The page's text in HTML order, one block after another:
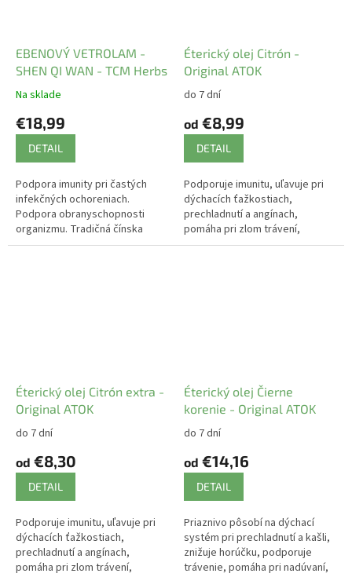
EBENOVÝ VETROLAM -
SHEN QI WAN - TCM Herbs
Na sklade
€18,99
DETAIL
Podpora imunity pri častých
infekčných ochoreniach.
Podpora obranyschopnosti
organizmu. Tradičná čínska
medicína.
Éterický olej Citrón -
Original ATOK
do 7 dní
od €8,99
DETAIL
Podporuje imunitu, uľavuje pri
dýchacích ťažkostiach,
prechladnutí a angínach,
pomáha pri zlom trávení,
nevoľnosti a kŕčových žilách.
Éterický olej Citrón extra -
Original ATOK
do 7 dní
od €8,30
DETAIL
Podporuje imunitu, uľavuje pri
dýchacích ťažkostiach,
prechladnutí a angínach,
pomáha pri zlom trávení,
Éterický olej Čierne
korenie - Original ATOK
do 7 dní
od €14,16
DETAIL
Priaznivo pôsobí na dýchací
systém pri prechladnutí a kašli,
znižuje horúčku, podporuje
trávenie, pomáha pri nadúvaní,